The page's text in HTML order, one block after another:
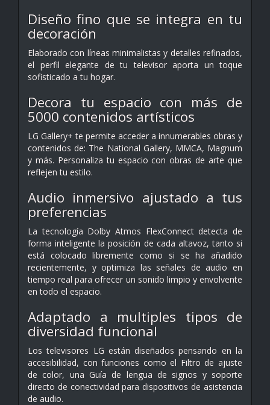
Diseño fino que se integra en tu
decoración
Elaborado con líneas minimalistas y detalles refinados,
el perfil elegante de tu televisor aporta un toque
sofisticado a tu hogar.
Decora tu espacio con más de
5000 contenidos artísticos
LG Gallery+ te permite acceder a innumerables obras y
contenidos de: The National Gallery, MMCA, Magnum
y más. Personaliza tu espacio con obras de arte que
reflejen tu estilo.
Audio inmersivo ajustado a tus
preferencias
La tecnología Dolby Atmos FlexConnect detecta de
forma inteligente la posición de cada altavoz, tanto si
está colocado libremente como si se ha añadido
recientemente, y optimiza las señales de audio en
tiempo real para ofrecer un sonido limpio y envolvente
en todo el espacio.
Adaptado a multiples tipos de
diversidad funcional
Los televisores LG están diseñados pensando en la
accesibilidad, con funciones como el Filtro de ajuste
de color, una Guía de lengua de signos y soporte
directo de conectividad para dispositivos de asistencia
de audio.